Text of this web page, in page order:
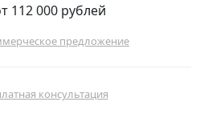
112 000 рублей
предложение
консультация